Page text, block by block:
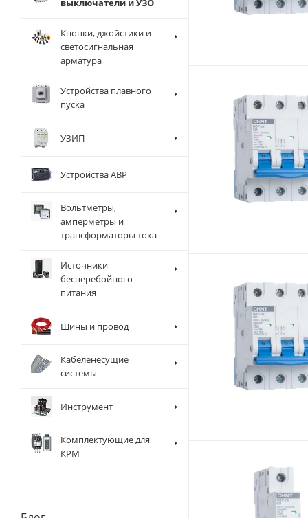
выключатели и УЗО
Кнопки, джойстики и
светосигнальная
арматура
Устройства плавного
пуска
УЗИП
Устройства АВР
Вольтметры,
амперметры и
трансформаторы тока
Источники
бесперебойного
питания
Шины и провод
Кабеленесущие
системы
Инструмент
Комплектующие для
КРМ